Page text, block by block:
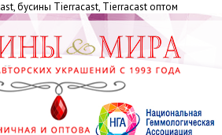
бусины Tiеrrасаst, Tiеrrасаst оптом